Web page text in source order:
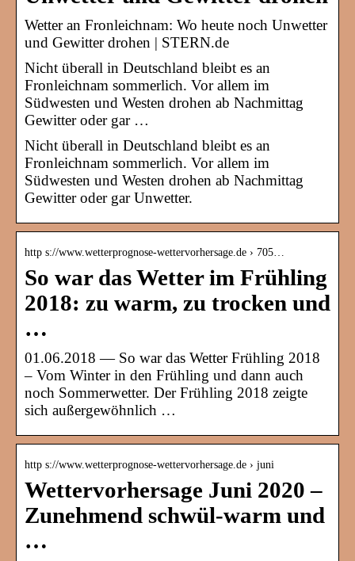
Wetter an Fronleichnam: Wo heute noch Unwetter
und Gewitter drohen | STERN.de
Nicht überall in Deutschland bleibt es an
Fronleichnam sommerlich. Vor allem im
Südwesten und Westen drohen ab Nachmittag
Gewitter oder gar …
Nicht überall in Deutschland bleibt es an
Fronleichnam sommerlich. Vor allem im
Südwesten und Westen drohen ab Nachmittag
Gewitter oder gar Unwetter.
http s://www.wetterprognose-wettervorhersage.de › 705…
So war das Wetter im Frühling
2018: zu warm, zu trocken und
…
01.06.2018 — So war das Wetter Frühling 2018
– Vom Winter in den Frühling und dann auch
noch Sommerwetter. Der Frühling 2018 zeigte
sich außergewöhnlich …
http s://www.wetterprognose-wettervorhersage.de › juni
Wettervorhersage Juni 2020 –
Zunehmend schwül-warm und
…